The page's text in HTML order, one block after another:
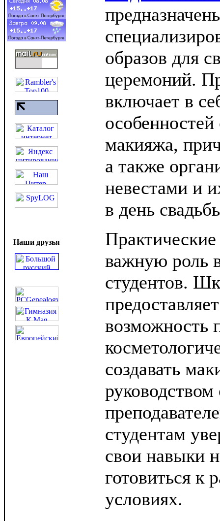
Наши друзья
образов для
церемоний.
включает в
особенностей
макияжа,
а также
невестами и
в день
важную роль
студентов.
возможность
создавать
студентам
свои навыки
готовиться к
условиях.